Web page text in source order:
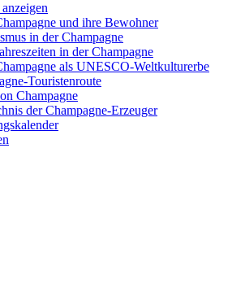
und ihre Bewohner
in der Champagne
in der Champagne
als UNESCO-Weltkulturerbe
Touristenroute
Champagne
der Champagne-Erzeuger